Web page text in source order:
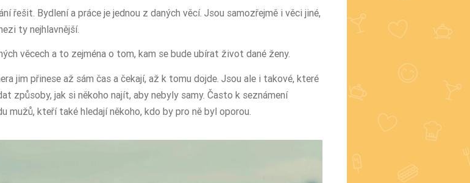
řešit. Bydlení a práce je jednou z daných věcí. Jsou samozřejmě i věci jiné,
ty nejhlavnější.
věcech a to zejména o tom, kam se bude ubírat život dané ženy.
jim přinese až sám čas a čekají, až k tomu dojde. Jsou ale i takové, které
způsoby, jak si někoho najít, aby nebyly samy. Často k seznámení
mužů, kteří také hledají někoho, kdo by pro ně byl oporou.